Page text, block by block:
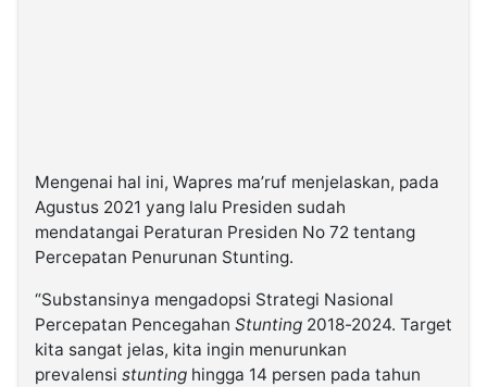
Mengenai hal ini, Wapres ma’ruf menjelaskan, pada
Agustus 2021 yang lalu Presiden sudah
mendatangai Peraturan Presiden No 72 tentang
Percepatan Penurunan Stunting.
“Substansinya mengadopsi Strategi Nasional
Percepatan Pencegahan Stunting 2018-2024. Target
kita sangat jelas, kita ingin menurunkan
prevalensi stunting hingga 14 persen pada tahun